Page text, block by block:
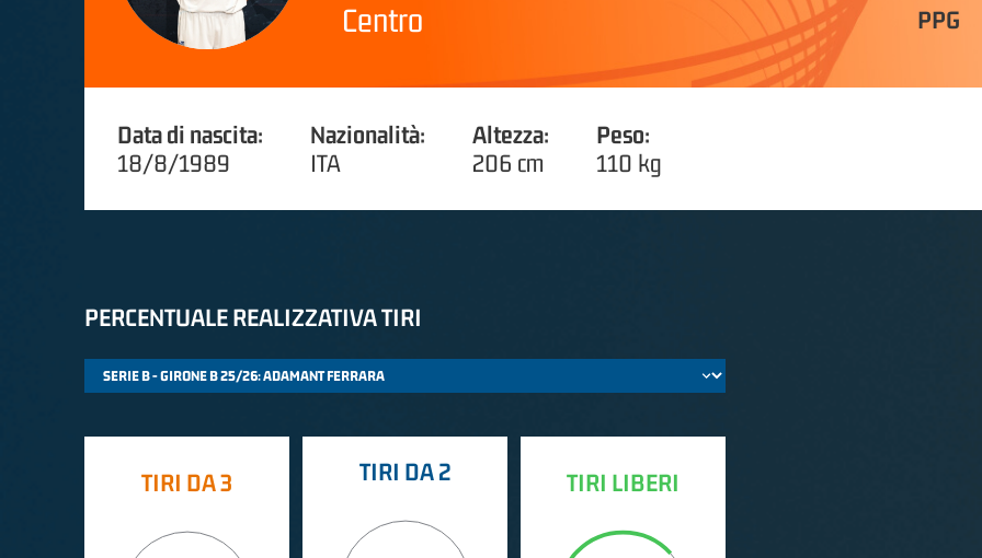
Centro
PPG
Data di nascita:
18/8/1989
Nazionalità:
ITA
Altezza:
206 cm
Peso:
110 kg
PERCENTUALE REALIZZATIVA TIRI
TIRI DA 3 TIRI DA 2 TIRI LIBERI